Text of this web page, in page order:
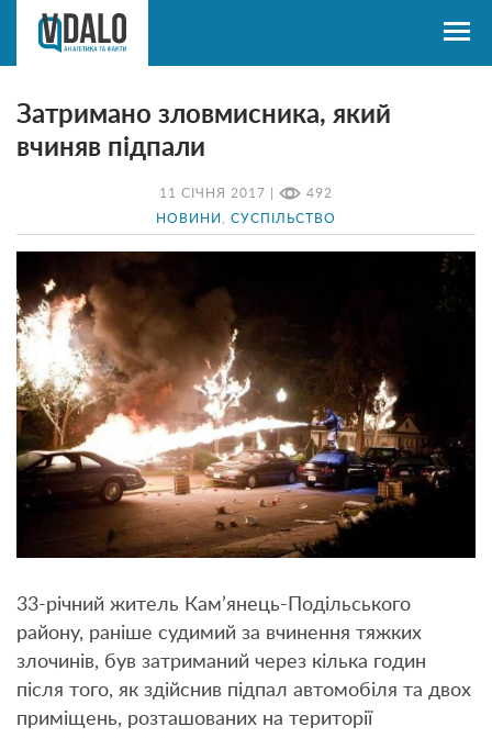
11 СІЧНЯ 2017 | 492
НОВИНИ СУСПІЛЬСТВО
Затримано зловмисника, який
вчиняв підпали
33-річний житель Кам’янець-Подільського
району, раніше судимий за вчинення тяжких
злочинів, був затриманий через кілька годин
після того, як здійснив підпал автомобіля та двох
приміщень, розташованих на території